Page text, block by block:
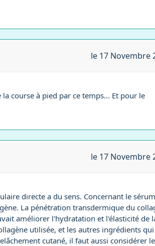
le 17 Novembre
course à pied par ce temps... Et pour le
le 17 Novembre
directe a du sens. Concernant le sérum
La pénétration transdermique du
améliorer l'hydratation et l'élasticité de
utilisée, et les autres ingrédients qui
cutané, il faut aussi considérer